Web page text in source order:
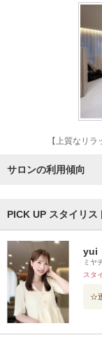
【上質なリ
サロンの利用傾向
PICK UP スタイリス
yui
ミヤ
スタ
☆